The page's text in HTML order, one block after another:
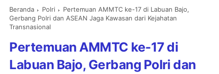
Beranda Polri
Pertemuan AMMTC ke-17 di Labuan Bajo,
Gerbang Polri dan ASEAN Jaga Kawasan dari Kejahatan
Transnasional
Pertemuan AMMTC ke-17 di
Labuan Bajo, Gerbang Polri dan